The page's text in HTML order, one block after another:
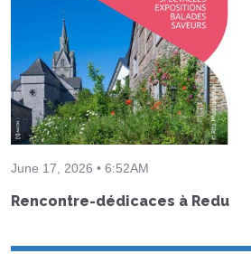
June 17, 2026 • 6:52AM
Rencontre-dédicaces à Redu